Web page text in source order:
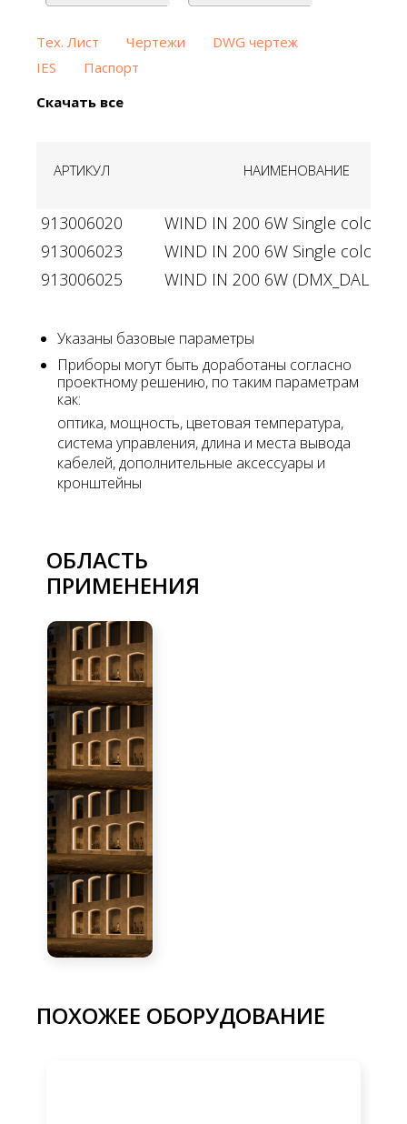
Тех. Лист Чертежи
DWG чертеж
IES
Паспорт
Скачать все
АРТИКУЛ НАИМЕНОВАНИЕ
913006020
WIND IN 200 6W Single color
913006023
WIND IN 200 6W Single color
913006025
WIND IN 200 6W (DMX_DALI)
Указаны базовые параметры
Приборы могут быть доработаны согласно
проектному решению, по таким параметрам
как:
оптика, мощность, цветовая температура,
система управления, длина и места вывода
кабелей, дополнительные аксессуары и
кронштейны
ОБЛАСТЬ
ПРИМЕНЕНИЯ
ПОХОЖЕЕ ОБОРУДОВАНИЕ